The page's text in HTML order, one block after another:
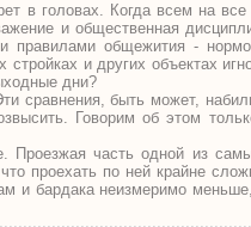
в головах. Когда всем на
и общественная
правилами общежития -
и других объектах
дни?
сравнения, быть может,
Говорим об этом
Проезжая часть одной из
проехать по ней крайне
и бардака неизмеримо